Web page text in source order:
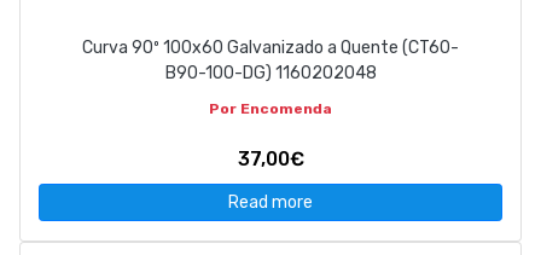
Curva 90º 100x60 Galvanizado a Quente (CT60-
B90-100-DG) 1160202048
Por Encomenda
37,00€
Read more